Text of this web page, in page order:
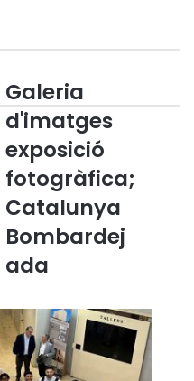
G
a
l
e
i
a
d
m
t
e
s
Galeria
d'imatges
exposició
fotogràfica;
Catalunya
Bombardej
ada